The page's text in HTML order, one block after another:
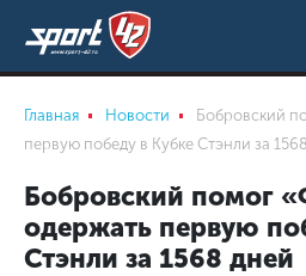
Главная Новости
Бобровский
первую победу в Кубке Стэнли за
Бобровский помог
одержать первую
Стэнли за 1568 дней